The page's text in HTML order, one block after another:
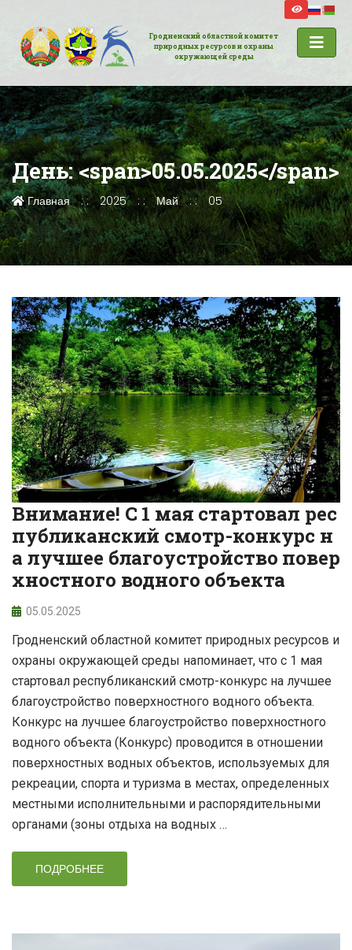
Гродненский областной комитет
природных ресурсов и охраны
окружающей среды
День: <span>05.05.2025</span>
Главная 2025 Май 05
Внимание! С 1 мая стартовал рес
публиканский смотр-конкурс н
а лучшее благоустройство повер
хностного водного объекта
05.05.2025
Гродненский областной комитет природных ресурсов и
охраны окружающей среды напоминает, что с 1 мая
стартовал республиканский смотр-конкурс на лучшее
благоустройство поверхностного водного объекта.
Конкурс на лучшее благоустройство поверхностного
водного объекта (Конкурс) проводится в отношении
поверхностных водных объектов, используемых для
рекреации, спорта и туризма в местах, определенных
местными исполнительными и распорядительными
органами (зоны отдыха на водных …
ПОДРОБНЕЕ